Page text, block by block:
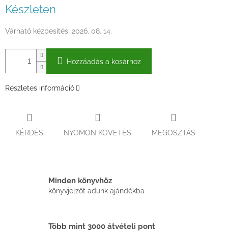
Készleten
Várható kézbesítés: 2026. 08. 14.
Hozzáadás a kosárhoz
Részletes információ
KÉRDÉS NYOMON KÖVETÉS MEGOSZTÁS
Minden könyvhöz
könyvjelzőt adunk ajándékba
Több mint 3000 átvételi pont